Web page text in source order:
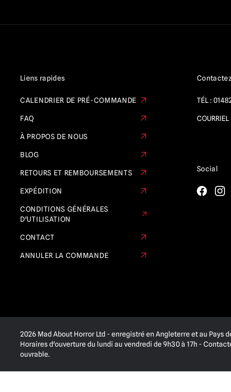
Liens rapides
CALENDRIER DE PRÉ-COMMANDE
FAQ
À PROPOS DE NOUS
BLOG
RETOURS ET REMBOURSEMENTS
EXPÉDITION
CONDITIONS GÉNÉRALES
D'UTILISATION
CONTACT
ANNULER LA COMMANDE
TÉL :
COURRIEL
Social
2026 Mad About Horror Ltd - enregistré en Angleterre et au Pays
Horaires d'ouverture du lundi au vendredi de 9h30 à 17h -
ouvrable.